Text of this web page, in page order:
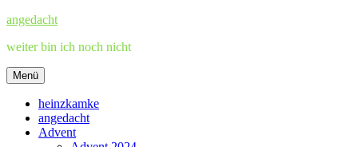
Zum
springen
angedacht
weiter bin ich noch nicht
Menü
heinzkamke
angedacht
Advent